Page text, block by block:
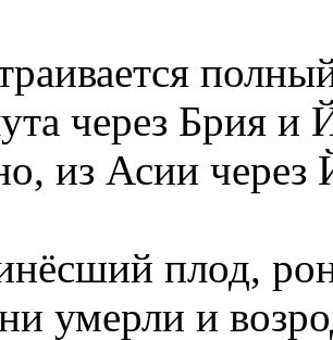
через Брия
из Асии
плод,
умерли и